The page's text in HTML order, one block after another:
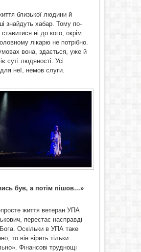
близької людини й
знайдуть хабар. Тому по-
ні до кого, окрім
лікарю не потрібно.
вона, здається, уже й
суті людяності. Усі
для неї, немов слуги.
був, а потім пішов…»
життя ветеран УПА
перестає насправді
Бога. Оскільки в УПА таке
то він вірить тільки
Фінансові труднощі